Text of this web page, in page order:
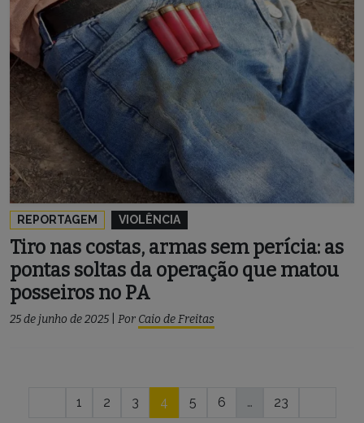
REPORTAGEM VIOLÊNCIA
Tiro nas costas, armas sem perícia: as
pontas soltas da operação que matou
posseiros no PA
25 de junho de 2025 Por Caio de Freitas
Navegação
1 2 3 4 5 6 … 23